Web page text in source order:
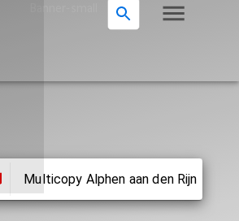
Multicopy Alphen aan den Rijn